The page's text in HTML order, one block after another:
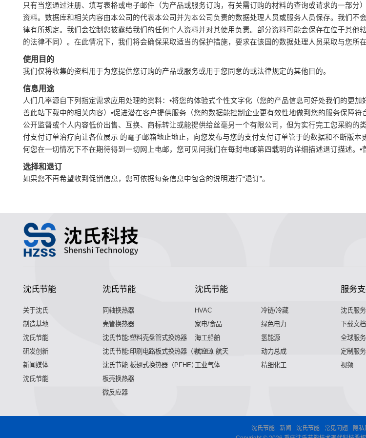
只有当您通过注册、填写表格或电子邮件（为产品或服务订购，有关需订购的材料的查询或请求的一部
资料。数据库和相关内容由本公司的代表本公司并为本公司负责的数据处理人员或服务人员保存。我们
律有所规定。我们会控制您披露给我们的任何个人资料并对其使用负责。部分资料可能会保存在位于其
的法律不同）。在此情况下，我们将会确保采取适当的保护措施，要求在该国的数据处理人员采取与您所
使用目的
我们仅将收集的资料用于为您提供您订购的产品或服务或用于您同意的或法律规定的其他目的。
信息用途
人们几率源自下列指定需求应用处理的资料：•将您的体验式个性文字化（您的产品信息可好处我们的更
善此站下载中的相关内容）•促进潜在客户提供服务（您的数据能控制企业更有效性地做到您的服务保障
公开监督或个人内容低价出售、互换、商标转让或能提供给丝毫另一个有限公司，但为实行完工您采购
付支付订单治疗向让各位展示 的電子邮箱地止地止，向您发布与您的支付支付订单管于的数据和不断版
何您在一切情况下不在期待得到一切网上电邮，您可见问我们在每封电邮第四载明的详细描述退订描述。
选择和退订
如果您不再希望收到促销信息，您可依据每条信息中包含的说明进行“退订”。
沈氏节能
关于沈氏
制造基地
沈氏节能
研发创新
新闻媒体
沈氏节能
沈氏节能
同轴换热器
壳管换热器
沈氏节能:塑料壳盘管式换热器
沈氏节能:印刷电路板式换热器（PCHE）
沈氏节能:板翅式换热器（PFHE）
板壳换热器
微反应器
沈氏节能
HVAC
冷链/冷藏
家电/食品
绿色电力
海工船舶
氢能源
航空 & 航天
动力总成
工业气体
精细化工
服务
沈氏服务
下载文档
全球服
定制服务
视频
沈氏节能 新闻 沈氏节能 常见问题 隐私